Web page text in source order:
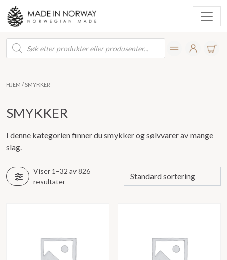
Products
search
HJEM / SMYKKER
SMYKKER
I denne kategorien finner du smykker og sølvvarer av mange
slag.
Viser 1–32 av 826
resultater